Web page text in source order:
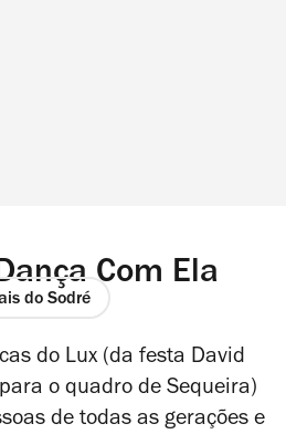
Com Ela
do Sodré
do Lux (da festa David
o quadro de Sequeira)
de todas as gerações e